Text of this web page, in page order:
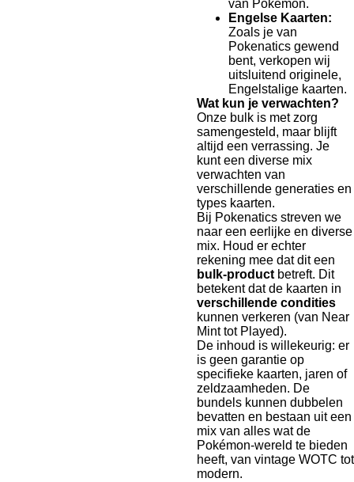
van Pokémon.
Engelse Kaarten:
Zoals je van
Pokenatics gewend
bent, verkopen wij
uitsluitend originele,
Engelstalige kaarten.
Wat kun je verwachten?
Onze bulk is met zorg
samengesteld, maar blijft
altijd een verrassing. Je
kunt een diverse mix
verwachten van
verschillende generaties en
types kaarten.
Bij Pokenatics streven we
naar een eerlijke en diverse
mix. Houd er echter
rekening mee dat dit een
bulk-productbetreft. Dit
betekent dat de kaarten in
verschillende condities
kunnen verkeren (van Near
Mint tot Played).
De inhoud is willekeurig: er
is geen garantie op
specifieke kaarten, jaren of
zeldzaamheden. De
bundels kunnen dubbelen
bevatten en bestaan uit een
mix van alles wat de
Pokémon-wereld te bieden
heeft, van vintage WOTC tot
modern.